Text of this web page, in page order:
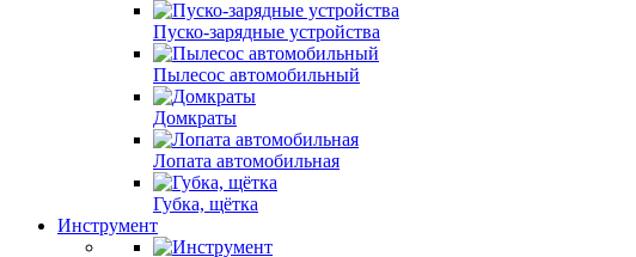
Пуско-зарядные устройства
Пылесос автомобильный
Домкраты
Лопата автомобильная
Губка, щётка
Инструмент